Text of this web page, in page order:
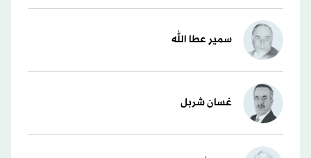
سمير عطا الله
غسان شربل